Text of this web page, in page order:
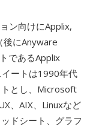
ン向けにApplix,
後にAnyware
であるApplix
ートは1990年代
とし、Microsoft
、AIX、Linuxなど
ドシート、グラフ